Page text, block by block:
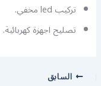
تركيب led مخفي.
تصليح اجهزة كهربائية.
السابق